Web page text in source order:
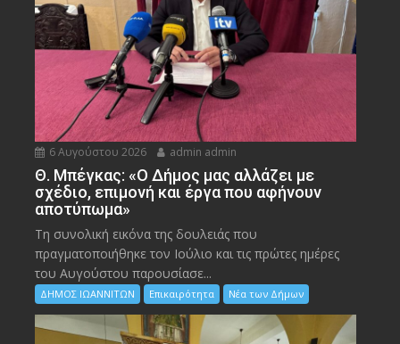
6 Αυγούστου 2026 admin admin
Θ. Μπέγκας: «Ο Δήμος μας αλλάζει με
σχέδιο, επιμονή και έργα που αφήνουν
αποτύπωμα»
Τη συνολική εικόνα της δουλειάς που
πραγματοποιήθηκε τον Ιούλιο και τις πρώτες ημέρες
του Αυγούστου παρουσίασε...
ΔΗΜΟΣ ΙΩΑΝΝΙΤΩΝ Επικαιρότητα Νέα των Δήμων